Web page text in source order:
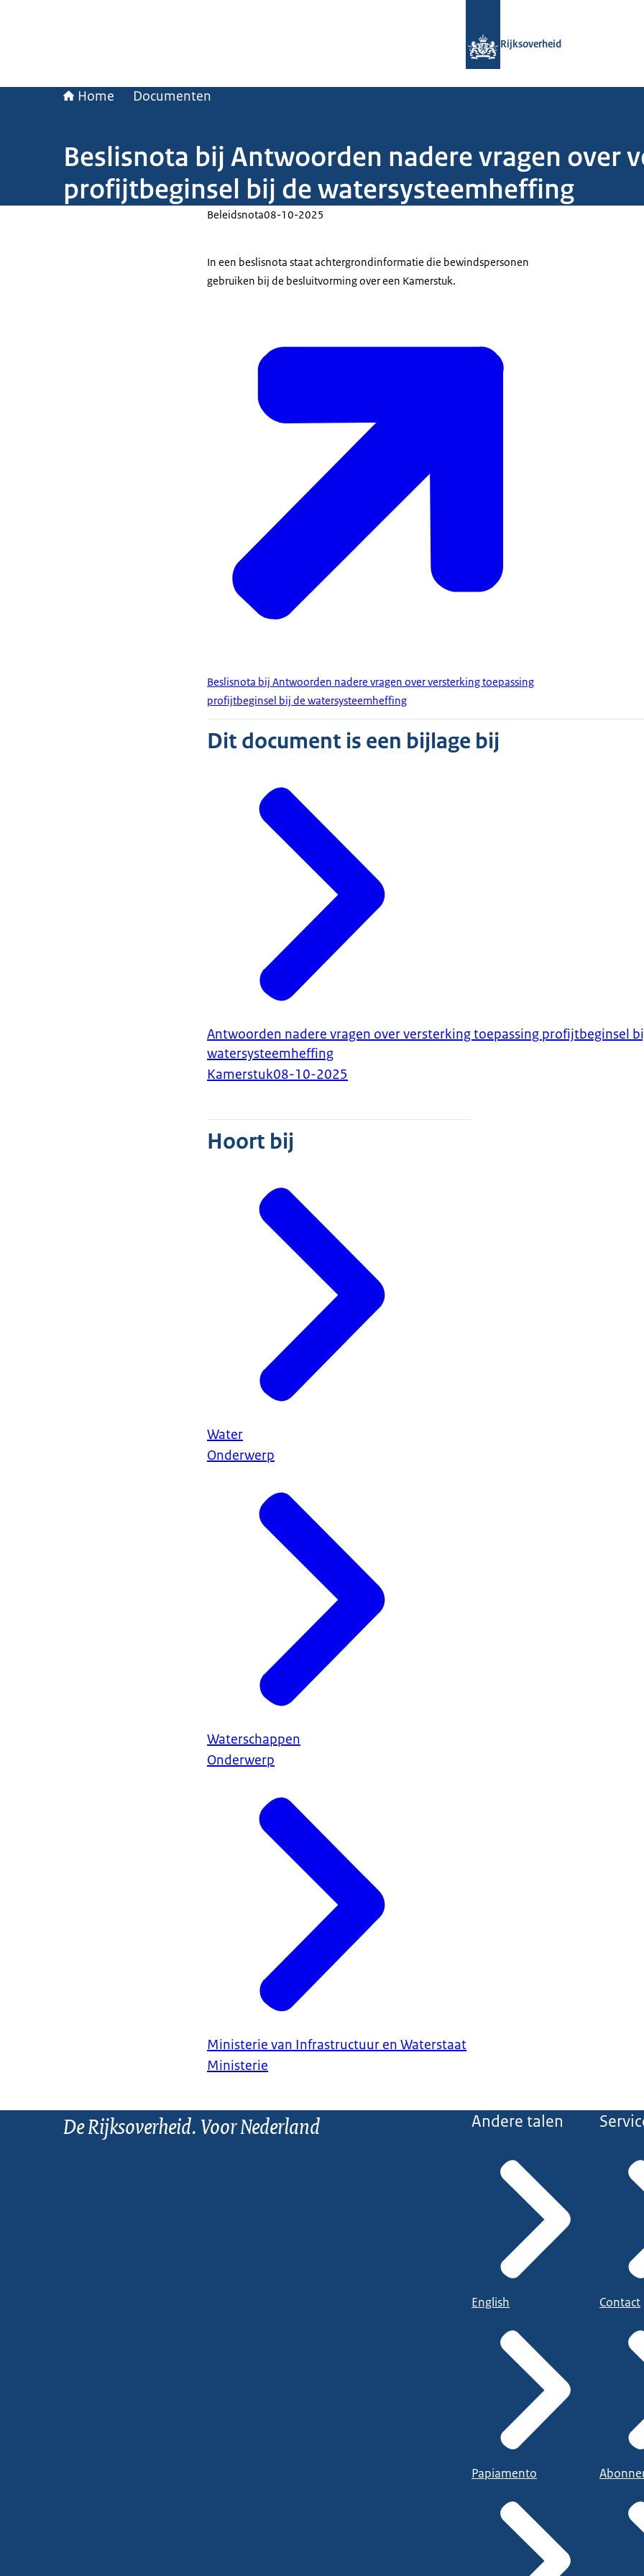
Rijksoverheid
Home Documenten
Beslisnota bij Antwoorden nadere vragen over
profijtbeginsel bij de watersysteemheffing
Beleidsnota08-10-2025
In een beslisnota staat achtergrondinformatie die bewindspersonen
gebruiken bij de besluitvorming over een Kamerstuk.
Beslisnota bij Antwoorden nadere vragen over versterking toepassing
profijtbeginsel bij de watersysteemheffing
Dit document is een bijlage bij
Antwoorden nadere vragen over versterking toepassing profijtbeginsel
watersysteemheffing
Kamerstuk08-10-2025
Hoort bij
Water
Onderwerp
Waterschappen
Onderwerp
Ministerie van Infrastructuur en Waterstaat
Ministerie
De Rijksoverheid. Voor Nederland Andere talen
English
Papiamento
Contact